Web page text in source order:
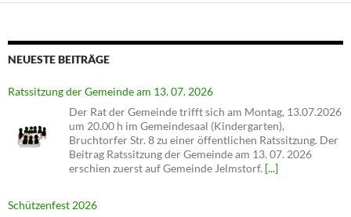
NEUESTE BEITRÄGE
Ratssitzung der Gemeinde am 13. 07. 2026
Der Rat der Gemeinde trifft sich am Montag, 13.07.2026
um 20.00 h im Gemeindesaal (Kindergarten),
Bruchtorfer Str. 8 zu einer öffentlichen Ratssitzung. Der
Beitrag Ratssitzung der Gemeinde am 13. 07. 2026
erschien zuerst auf Gemeinde Jelmstorf. [...]
Schützenfest 2026